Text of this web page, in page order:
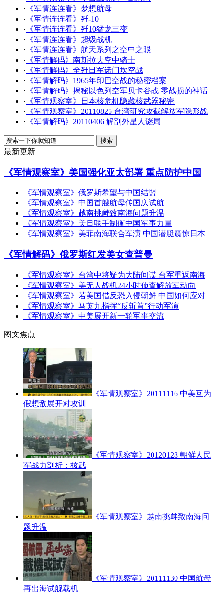
· 《军情连连看》梦想航母
· 《军情连连看》歼-10
· 《军情连连看》歼10猛龙三变
· 《军情连连看》超级战机
· 《军情连连看》航天系列之空中之眼
· 《军情解码》南斯拉夫空中骑士
· 《军情解码》全歼日军诺门坎空战
· 《军情解码》1965年印巴空战的秘密档案
· 《军情解码》揭秘以色列空军贝卡谷战 零战损的神话
· 《军情观察室》日本核危机隐藏核武器秘密
· 《军情观察室》20110825 台湾研究攻截解放军隐形战
· 《军情解码》20110406 解剖外星人谜局
最新更新
《军情观察室》美国强化亚太部署 重点防护中国
《军情观察室》俄罗斯希望与中国结盟
《军情观察室》中国首艘航母传国庆试航
《军情观察室》越南挑衅致南海问题升温
《军情观察室》美日联手制衡中国军事力量
《军情观察室》美菲南海联合军演 中国潜艇震惊日本
《军情解码》俄罗斯红发美女查普曼
《军情观察室》台湾中将疑为大陆间谍 台军重返南海
《军情观察室》美无人战机24小时侦查解放军动向
《军情观察室》若美国借反恐入侵朝鲜 中国如何应对
《军情观察室》马英九指挥“反斩首”行动军演
《军情观察室》中美展开新一轮军事交流
图文焦点
《军情观察室》20111116 中美互为
假想敌展开对攻训
《军情观察室》20120128 朝鲜人民
军战力剖析：核武
《军情观察室》越南挑衅致南海问
题升温
《军情观察室》20111130 中国航母
再出海试舰载机